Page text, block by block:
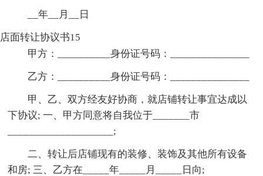
__年__月__日
店面转让协议书15
甲方：__________身份证号码：_______________
乙方：__________身份证号码：_______________
甲、乙、双方经友好协商，就店铺转让事宜达成以
下协议; 一、甲方同意将自我位于_______市
____________________;
二、转让后店铺现有的装修、装饰及其他所有设备
和房; 三、乙方在_____年_____月_____日向;